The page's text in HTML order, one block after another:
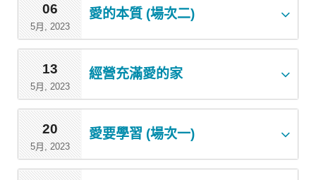
06
5月, 2023
愛的本質 (場次二)
13
5月, 2023
經營充滿愛的家
20
5月, 2023
愛要學習 (場次一)